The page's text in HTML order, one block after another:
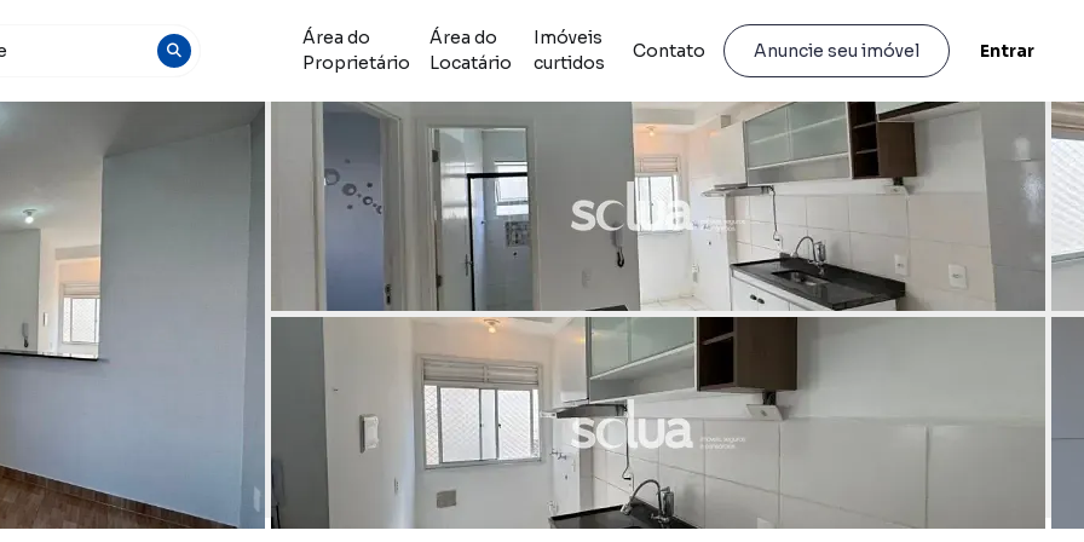
Área do
Proprietário
Área do
Locatário
Imóveis
curtidos
Contato Anuncie seu imóvel Entrar